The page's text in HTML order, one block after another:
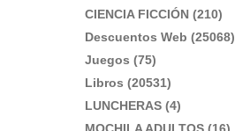
CIENCIA FICCIÓN (210)
Descuentos Web (25068)
Juegos (75)
Libros (20531)
LUNCHERAS (4)